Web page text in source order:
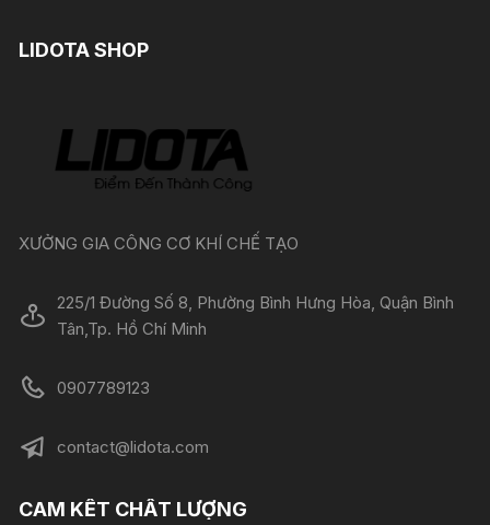
LIDOTA SHOP
XƯỞNG GIA CÔNG CƠ KHÍ CHẾ TẠO
225/1 Đường Số 8, Phường Bình Hưng Hòa, Quận Bình
Tân,Tp. Hồ Chí Minh
0907789123
contact@lidota.com
CAM KẾT CHẤT LƯỢNG